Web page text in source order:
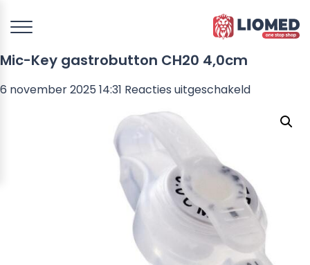
Mic-Key gastrobutton CH20 4,0cm
6 november 2025 14:31 Reacties uitgeschakeldvoor